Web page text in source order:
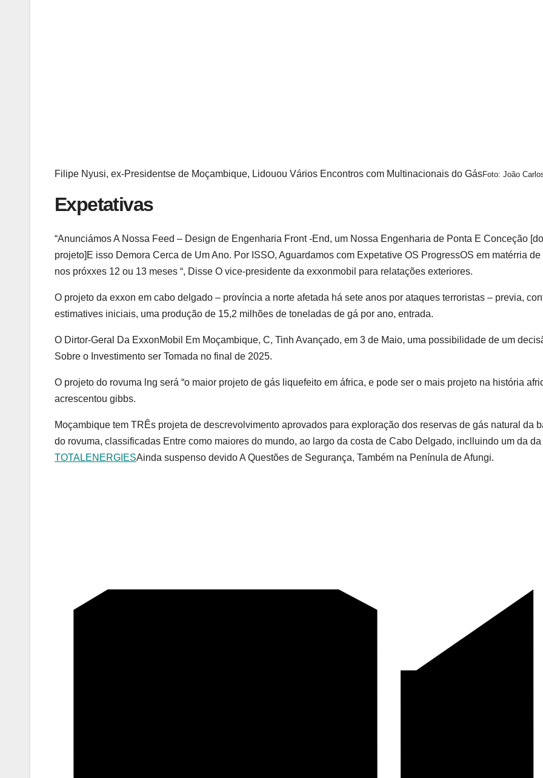
Filipe Nyusi, ex-Presidentse de Moçambique, Lidouou Vários Encontros com Multinacionais do GásFoto: João
Expetativas
“Anunciámos A Nossa Feed – Design de Engenharia Front -End, um Nossa Engenharia de Ponta E Conceção [do
projeto]E isso Demora Cerca de Um Ano. Por ISSO, Aguardamos com Expetative OS ProgressOS em matérria de
nos próxxes 12 ou 13 meses “, Disse O vice-presidente da exxonmobil para relatações exteriores.
O projeto da exxon em cabo delgado – província a norte afetada há sete anos por ataques terroristas – previa,
estimatives iniciais, uma produção de 15,2 milhões de toneladas de gá por ano, entrada.
O Dirtor-Geral Da ExxonMobil Em Moçambique, C, Tinh Avançado, em 3 de Maio, uma possibilidade de um
Sobre o Investimento ser Tomada no final de 2025.
O projeto do rovuma lng será “o maior projeto de gás liquefeito em áfrica, e pode ser o mais projeto na história
acrescentou gibbs.
Moçambique tem TRÊs projeta de descrevolvimento aprovados para exploração dos reservas de gás natural da
do rovuma, classificadas Entre como maiores do mundo, ao largo da costa de Cabo Delgado, inclluindo um da da
TOTALENERGIESAinda suspenso devido A Questões de Segurança, Também na Penínula de Afungi.